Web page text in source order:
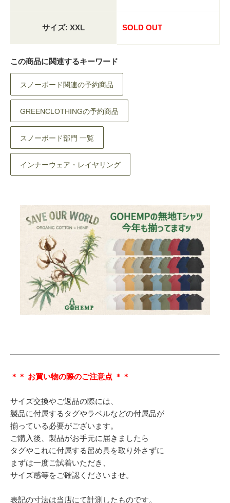
サイズ: XXL SOLD OUT
この商品に関連するキーワード
スノーボード関連の予約商品
GREENCLOTHINGの予約商品
スノーボード部門 一覧
インナーウェア・レイヤリング
＊＊ お買い物の際のご注意点 ＊＊
サイズ交換やご返品の際には、
製品に付属するタグやラベルなどの付属品が
揃っている必要がございます。
ご購入後、製品がお手元に届きましたら
タグやこれに付属する留め具を取り外さずに
まずは一度ご試着いただき、
サイズ感等をご確認くださいませ。
表記の寸法は当店にて計測したものです。